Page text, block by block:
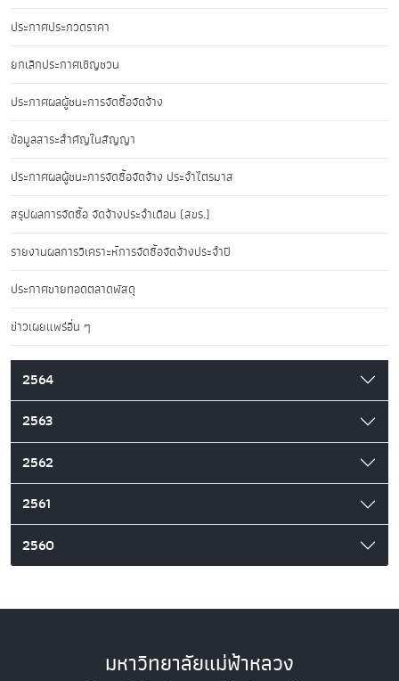
ประกาศประกวดราคา
ยกเลิกประกาศเชิญชวน
ประกาศผลผู้ชนะการจัดซื้อจัดจ้าง
ข้อมูลสาระสำคัญในสัญญา
ประกาศผลผู้ชนะการจัดซื้อจัดจ้าง ประจำไตรมาส
สรุปผลการจัดซื้อ จัดจ้างประจำเดือน (สขร.)
รายงานผลการวิเคราะห์การจัดซื้อจัดจ้างประจำปี
ประกาศขายทอดตลาดพัสดุ
ข่าวเผยแพร่อื่น ๆ
2564
2563
2562
2561
2560
มหาวิทยาลัยแม่ฟ้าหลวง